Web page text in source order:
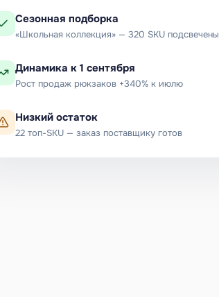
Сезонная подборка
«Школьная коллекция» — 320 SKU подсвечены
Динамика к 1 сентября
Рост продаж рюкзаков +340% к июлю
Низкий остаток
22 топ-SKU — заказ поставщику готов